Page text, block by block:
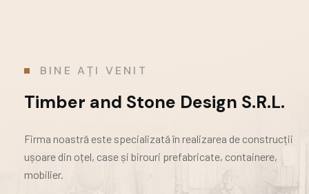
BINE AȚI VENIT
Timber and Stone Design S.R.L.
Firma noastră este specializată în realizarea de construcții
ușoare din oțel, case și birouri prefabricate, containere,
mobilier.